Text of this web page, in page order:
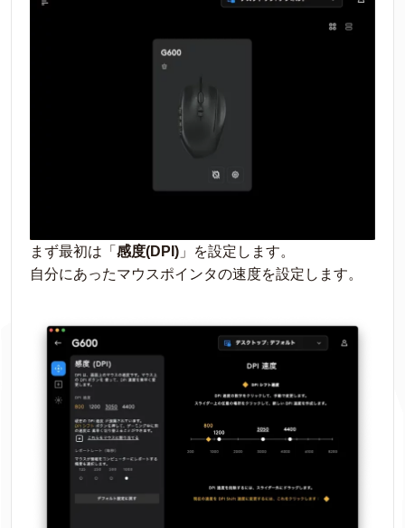
まず最初は「 感度(DPI) 」を設定します。
自分にあったマウスポインタの速度を設定します。